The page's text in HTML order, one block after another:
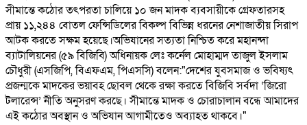
সীমান্তে কঠোর তৎপরতা চালিয়ে ১০ জন মাদক ব্যবসায়ীকে গ্রেফতারসহ
প্রায় ১১,২৪৪ বোতল ফেন্সিডিলের বিকল্প বিভিন্ন ধরনের নেশাজাতীয় সিরাপ
আটক করতে সক্ষম হয়েছে। ​ ​অভিযানের সত্যতা নিশ্চিত করে মহানন্দা
ব্যাটালিয়নের (৫৯ বিজিবি) অধিনায়ক লেঃ কর্নেল মোহাম্মদ তাজুল ইসলাম
চৌধুরী (এসজিপি, বিএফএম, পিএসসি) বলেন: ​"দেশের যুবসমাজ ও ভবিষ্যৎ
প্রজন্মকে মাদকের ভয়াবহ ছোবল থেকে রক্ষা করতে বিজিবি সর্বদা ‘জিরো
টলারেন্স’ নীতি অনুসরণ করছে। সীমান্তে মাদক ও চোরাচালান বন্ধে আমাদের
এই কঠোর অবস্থান ও অভিযান আগামীতেও অব্যাহত থাকবে।"